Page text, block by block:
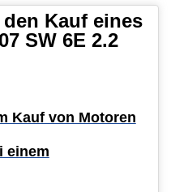
Kauf eines
SW 6E 2.2
Kauf von Motoren
einem